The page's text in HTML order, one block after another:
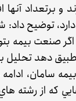
و برتعداد
توضيح داد:
صنعت بيمه
تطبيق دهد
سامان،
كه از رشته